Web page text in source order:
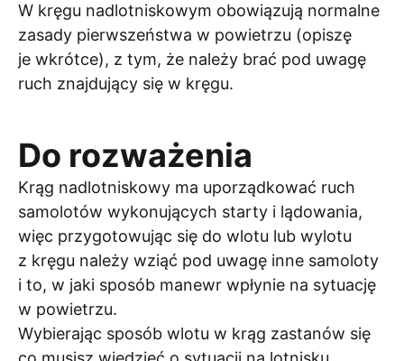
W kręgu nadlotniskowym obowiązują normalne
zasady pierwszeństwa w powietrzu (opiszę
je wkrótce), z tym, że należy brać pod uwagę
ruch znajdujący się w kręgu.
Do rozważenia
Krąg nadlotniskowy ma uporządkować ruch
samolotów wykonujących starty i lądowania,
więc przygotowując się do wlotu lub wylotu
z kręgu należy wziąć pod uwagę inne samoloty
i to, w jaki sposób manewr wpłynie na sytuację
w powietrzu.
Wybierając sposób wlotu w krąg zastanów się